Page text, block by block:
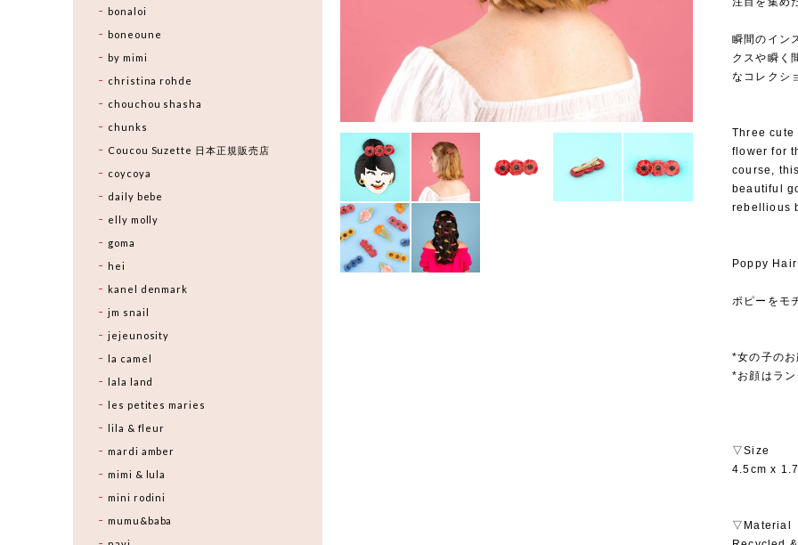
瞬間のイン
クスや瞬く
なコレクシ
Three
flower for
course,
beautiful
rebellious
Poppy
ポピーをモ
*女の子の
*お顔はラ
▽Size
4.5cm x
▽Material
bonaloi
boneoune
by mimi
christina rohde
chouchou shasha
chunks
Coucou Suzette 日本正規販売店
coycoya
daily bebe
elly molly
goma
hei
kanel denmark
jm snail
jejeunosity
la camel
lala land
les petites maries
lila & fleur
mardi amber
mimi & lula
mini rodini
mumu&baba